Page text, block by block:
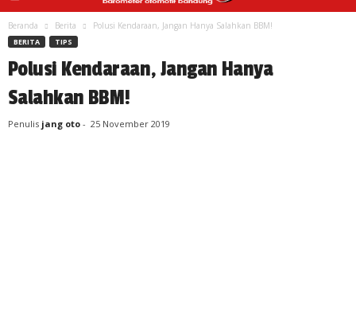
Beranda Berita Polusi Kendaraan, Jangan Hanya Salahkan BBM!
BERITA TIPS
Polusi Kendaraan, Jangan Hanya
Salahkan BBM!
Penulis jang oto - 25 November 2019